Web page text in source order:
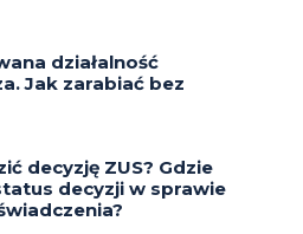
działalność
Jak zarabiać bez
decyzję ZUS? Gdzie
decyzji w sprawie